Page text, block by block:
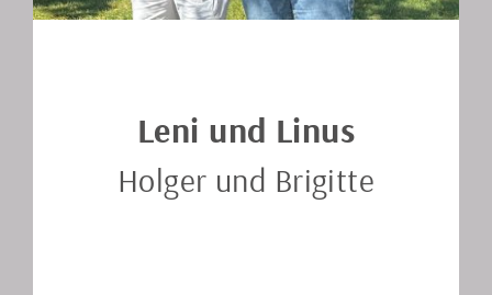
Leni und Linus
Holger und Brigitte